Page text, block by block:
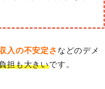
入の不安定さ などのデメ
担も大きいです。